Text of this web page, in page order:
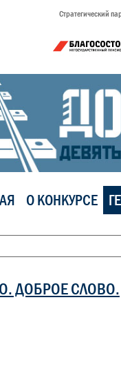
Стратегический
О КОНКУРСЕ
ДОБРОЕ СЛОВО.